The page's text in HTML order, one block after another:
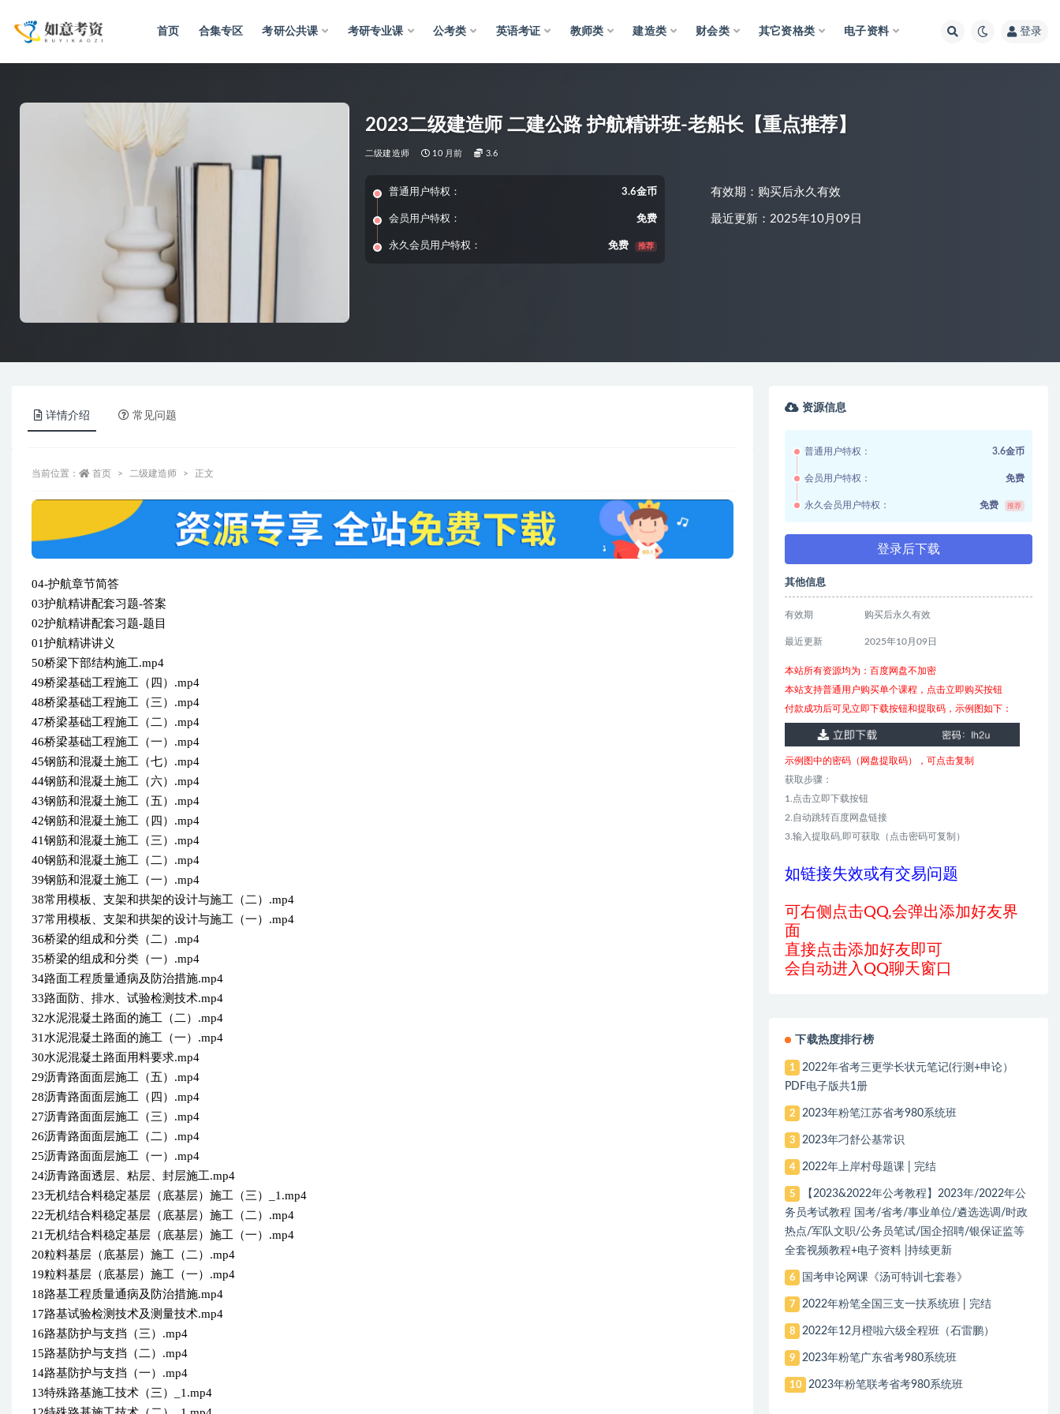
首页 合集专区 考研公共课 考研专业课 公考类 英语考证 教师类 建造类 财会类 其它资格类 电子资料 登录
2023二级建造师 二建公路 护航精讲班-老船长【重点推荐】
二级建造师 10 月前 3.6
普通用户特权： 3.6金币
会员用户特权： 免费
永久会员用户特权： 免费 推荐
有效期：购买后永久有效
最近更新：2025年10月09日
详情介绍 常见问题
当前位置： 首页 二级建造师 正文
04-护航章节简答
03护航精讲配套习题-答案
02护航精讲配套习题-题目
01护航精讲讲义
50桥梁下部结构施工.mp4
49桥梁基础工程施工（四）.mp4
48桥梁基础工程施工（三）.mp4
47桥梁基础工程施工（二）.mp4
46桥梁基础工程施工（一）.mp4
45钢筋和混凝土施工（七）.mp4
44钢筋和混凝土施工（六）.mp4
43钢筋和混凝土施工（五）.mp4
42钢筋和混凝土施工（四）.mp4
41钢筋和混凝土施工（三）.mp4
40钢筋和混凝土施工（二）.mp4
39钢筋和混凝土施工（一）.mp4
38常用模板、支架和拱架的设计与施工（二）.mp4
37常用模板、支架和拱架的设计与施工（一）.mp4
36桥梁的组成和分类（二）.mp4
35桥梁的组成和分类（一）.mp4
34路面工程质量通病及防治措施.mp4
33路面防、排水、试验检测技术.mp4
32水泥混凝土路面的施工（二）.mp4
31水泥混凝土路面的施工（一）.mp4
30水泥混凝土路面用料要求.mp4
29沥青路面面层施工（五）.mp4
28沥青路面面层施工（四）.mp4
27沥青路面面层施工（三）.mp4
26沥青路面面层施工（二）.mp4
25沥青路面面层施工（一）.mp4
24沥青路面透层、粘层、封层施工.mp4
23无机结合料稳定基层（底基层）施工（三）_1.mp4
22无机结合料稳定基层（底基层）施工（二）.mp4
21无机结合料稳定基层（底基层）施工（一）.mp4
20粒料基层（底基层）施工（二）.mp4
19粒料基层（底基层）施工（一）.mp4
18路基工程质量通病及防治措施.mp4
17路基试验检测技术及测量技术.mp4
16路基防护与支挡（三）.mp4
15路基防护与支挡（二）.mp4
14路基防护与支挡（一）.mp4
13特殊路基施工技术（三）_1.mp4
资源信息
普通用户特权： 3.6金币
会员用户特权： 免费
永久会员用户特权： 免费 推荐
登录后下载
其他信息
有效期 购买后永久有效
最近更新 2025年10月09日
本站所有资源均为：百度网盘不加密
本站支持普通用户购买单个课程，点击立即购买按钮
付款成功后可见立即下载按钮和提取码，示例图如下：
示例图中的密码（网盘提取码），可点击复制
获取步骤：
1.点击立即下载按钮
2.自动跳转百度网盘链接
3.输入提取码,即可获取（点击密码可复制）
如链接失效或有交易问题
可右侧点击QQ,会弹出添加好友界
面
直接点击添加好友即可
会自动进入QQ聊天窗口
下载热度排行榜
1
2022年省考三更学长状元笔记(行测+申论）
PDF电子版共1册
2 2023年粉笔江苏省考980系统班
3 2023年刁舒公基常识
4 2022年上岸村母题课 | 完结
5
【2023&2022年公考教程】2023年/2022年公
务员考试教程 国考/省考/事业单位/遴选选调/时政
热点/军队文职/公务员笔试/国企招聘/银保证监等
全套视频教程+电子资料 |持续更新
6 国考申论网课《汤可特训七套卷》
7 2022年粉笔全国三支一扶系统班 | 完结
8 2022年12月橙啦六级全程班（石雷鹏）
9 2023年粉笔广东省考980系统班
10 2023年粉笔联考省考980系统班